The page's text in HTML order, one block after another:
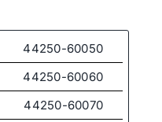
44250-60050
44250-60060
44250-60070